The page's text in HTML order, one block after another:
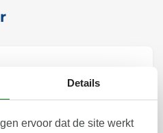
Details
ervoor dat de site werkt